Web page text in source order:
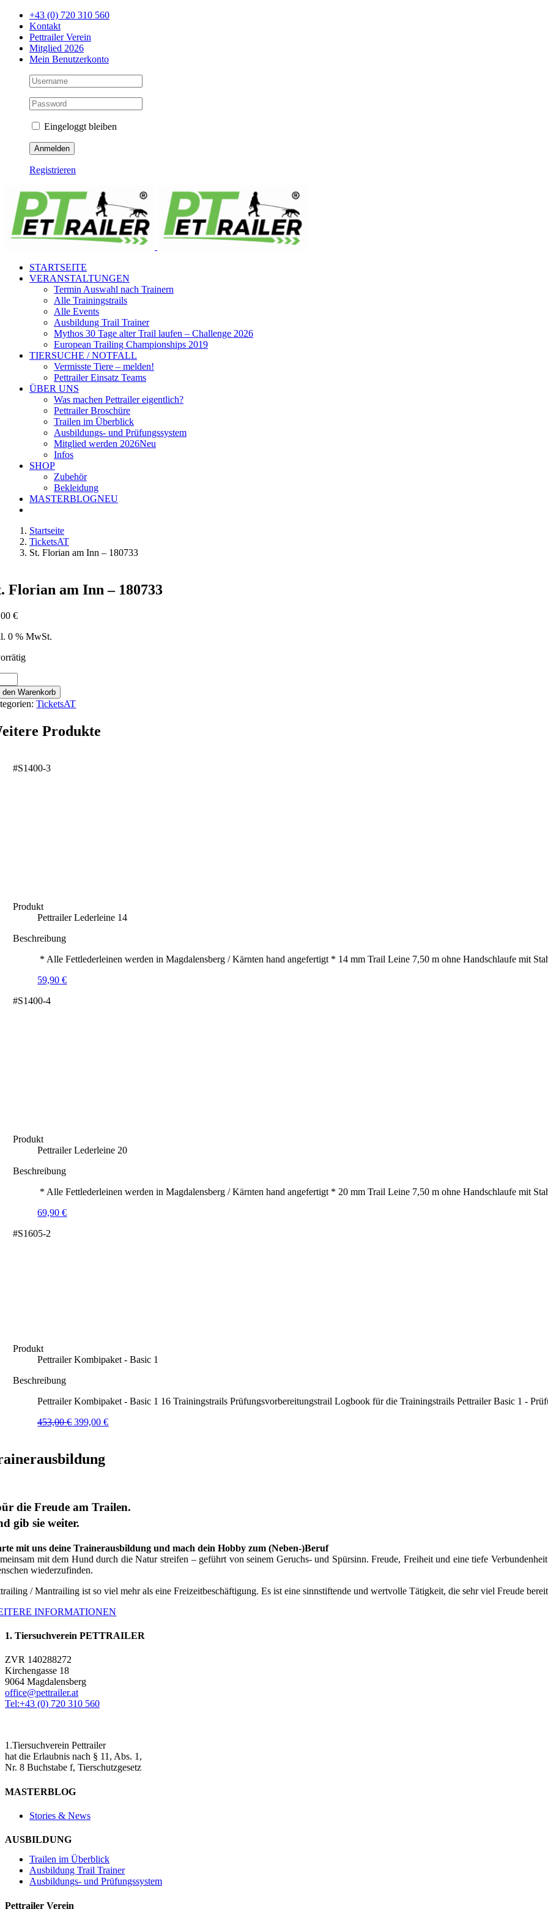
Zum
Inhalt
springen
+43 (0) 720 310 560
Kontakt
Pettrailer Verein
Mitglied 2026
Mein Benutzerkonto
Eingeloggt bleiben
Registrieren
Facebook
YouTube
Instagram
STARTSEITE
VERANSTALTUNGEN
Termin Auswahl nach Trainern
Alle Trainingstrails
Alle Events
Ausbildung Trail Trainer
Mythos 30 Tage alter Trail laufen – Challenge 2026
European Trailing Championships 2019
TIERSUCHE / NOTFALL
Vermisste Tiere – melden!
Pettrailer Einsatz Teams
ÜBER UNS
Was machen Pettrailer eigentlich?
Pettrailer Broschüre
Trailen im Überblick
Ausbildungs- und Prüfungssystem
Mitglied werden 2026Neu
Infos
SHOP
Zubehör
Bekleidung
MASTERBLOGNEU
Startseite
TicketsAT
St. Florian am Inn – 180733
Florian am Inn – 180733
€
0 % MwSt.
den Warenkorb
TicketsAT
Produkte
#S1400-3
Produkt
Pettrailer Lederleine 14
Beschreibung
* Alle Fettlederleinen werden in Magdalensberg / Kärnten hand angefertigt * 14 mm Trail Leine 7,50 m ohne Handschlaufe mit
59,90€
#S1400-4
Produkt
Pettrailer Lederleine 20
Beschreibung
* Alle Fettlederleinen werden in Magdalensberg / Kärnten hand angefertigt * 20 mm Trail Leine 7,50 m ohne Handschlaufe mit
69,90€
#S1605-2
Produkt
Pettrailer Kombipaket - Basic 1
Beschreibung
Pettrailer Kombipaket - Basic 1 16 Trainingstrails Prüfungsvorbereitungstrail Logbook für die Trainingstrails Pettrailer Basic 1 -
453,00€ Ursprünglicher
453,00 €
399,00€Aktueller
die Freude am Trailen.
gib sie weiter.
mit uns deine Trainerausbildung und mach dein Hobby zum (Neben-)Beruf
mit dem Hund durch die Natur streifen – geführt von seinem Geruchs- und Spürsinn. Freude, Freiheit und eine tiefe
wiederzufinden.
/ Mantrailing ist so viel mehr als eine Freizeitbeschäftigung. Es ist eine sinnstiftende und wertvolle Tätigkeit, die sehr viel Freude
INFORMATIONEN
1. Tiersuchverein PETTRAILER
ZVR 140288272
Kirchengasse 18
9064 Magdalensberg
office@pettrailer.at
Tel:+43 (0) 720 310 560
1.Tiersuchverein Pettrailer
hat die Erlaubnis nach § 11, Abs. 1,
Nr. 8 Buchstabe f, Tierschutzgesetz
MASTERBLOG
Stories & News
AUSBILDUNG
Trailen im Überblick
Ausbildung Trail Trainer
Ausbildungs- und Prüfungssystem
Pettrailer Verein